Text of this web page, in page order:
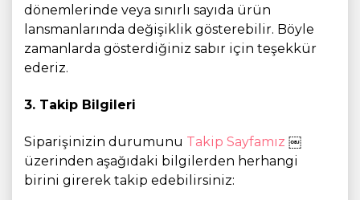
dönemlerinde veya sınırlı sayıda ürün
lansmanlarında değişiklik gösterebilir. Böyle
zamanlarda gösterdiğiniz sabır için teşekkür
ederiz.
3. Takip Bilgileri
Siparişinizin durumunu Takip Sayfamız ￼
üzerinden aşağıdaki bilgilerden herhangi
birini girerek takip edebilirsiniz: